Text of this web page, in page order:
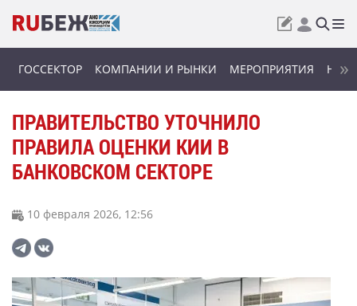
ГОССЕКТОР КОМПАНИИ И РЫНКИ МЕРОПРИЯТИЯ
ПРАВИТЕЛЬСТВО УТОЧНИЛО
ПРАВИЛА ОЦЕНКИ КИИ В
БАНКОВСКОМ СЕКТОРЕ
10 февраля 2026, 12:56